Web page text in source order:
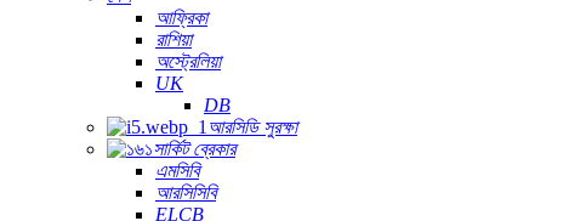
আফ্রিকা
রাশিয়া
অস্ট্রেলিয়া
UK
DB
আরসিডি সুরক্ষা
সার্কিট ব্রেকার
এমসিবি
আরসিসিবি
ELCB